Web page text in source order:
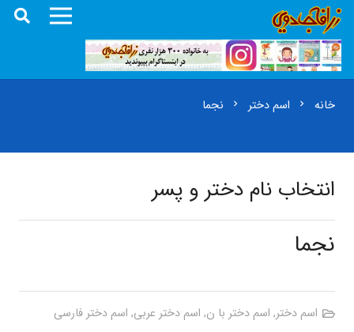
خانه chevron_right اسم دختر chevron_right نجما
انتخاب نام دختر و پسر
نجما
اسم دختر, اسم دختر با ن, اسم دختر عربی, اسم دختر فارسی